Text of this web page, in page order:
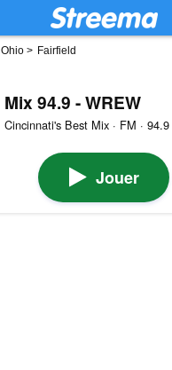
Ohio > Fairfield
Mix 94.9 - WREW
Cincinnati's Best Mix · FM · 94.9
Jouer